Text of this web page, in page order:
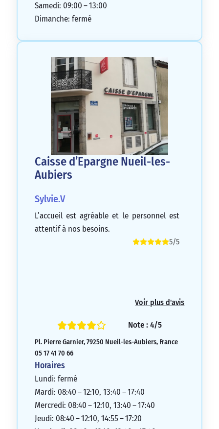
Samedi: 09:00 – 13:00
Dimanche: fermé
Caisse d’Epargne Nueil-les-
Aubiers
Sylvie.V
L’accueil est agréable et le personnel est
attentif à nos besoins.
5/5
Voir plus d'avis
Note : 4/5
Pl. Pierre Garnier, 79250 Nueil-les-Aubiers, France
05 17 41 70 66
Horaires
Lundi: fermé
Mardi: 08:40 – 12:10, 13:40 – 17:40
Mercredi: 08:40 – 12:10, 13:40 – 17:40
Jeudi: 08:40 – 12:10, 14:55 – 17:20